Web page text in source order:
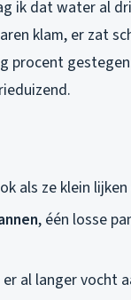
ik dat water al
klam, er zat
als ze klein
, één losse
al langer vocht